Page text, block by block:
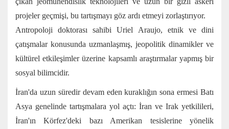
projeler geçmişi, bu tartışmayı göz ardı etmeyi zorlaştırıyor.
Antropoloji doktorası sahibi Uriel Araujo, etnik ve dini
çatışmalar konusunda uzmanlaşmış, jeopolitik dinamikler ve
kültürel etkileşimler üzerine kapsamlı araştırmalar yapmış bir
sosyal bilimcidir.
İran'da uzun süredir devam eden kuraklığın sona ermesi Batı
Asya genelinde tartışmalara yol açtı: İran ve Irak yetkilileri,
İran'ın Körfez'deki bazı Amerikan tesislerine yönelik